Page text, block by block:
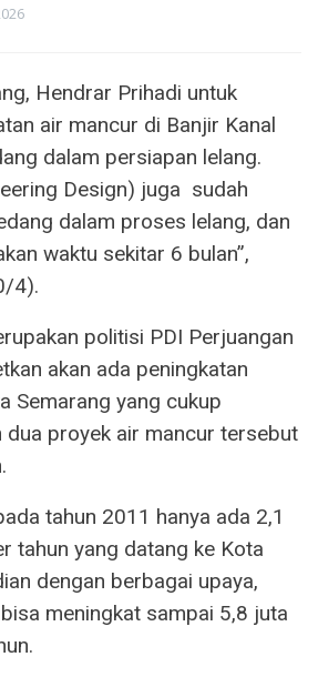
Hendrar Prihadi untuk
air mancur di Banjir Kanal
dalam persiapan lelang.
Design) juga sudah
dalam proses lelang, dan
waktu sekitar 6 bulan”,
4).
politisi PDI Perjuangan
akan ada peningkatan
Semarang yang cukup
dua proyek air mancur tersebut
tahun 2011 hanya ada 2,1
tahun yang datang ke Kota
dengan berbagai upaya,
meningkat sampai 5,8 juta